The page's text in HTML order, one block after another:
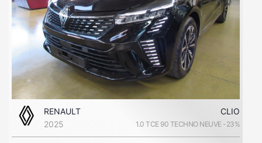
RENAULT
CLIO
2025
1.0 TCE 90 TECHNO NEUVE -23%